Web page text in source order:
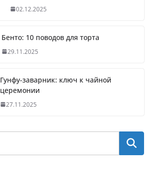
02.12.2025
Бенто: 10 поводов для торта
29.11.2025
Гунфу-заварник: ключ к чайной
церемонии
27.11.2025